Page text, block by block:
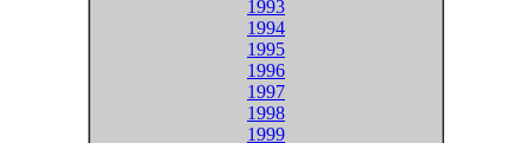
1993
1994
1995
1996
1997
1998
1999